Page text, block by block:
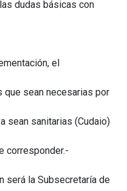
dudas básicas con
el
sean necesarias por
sean sanitarias (Cudaio)
corresponder.-
será la Subsecretaría de